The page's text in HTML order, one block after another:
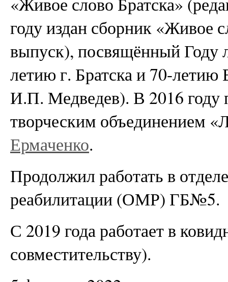
году издан сборник «Живое
выпуск), посвящённый Году
летию г. Братска и 70-
И.П. Медведев). В 2016 году
творческим объединением
Ермаченко.
Продолжил работать в
реабилитации (ОМР) ГБ№5.
С 2019 года работает в
совместительству).